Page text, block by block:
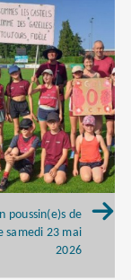
poussin(e)s de
samedi 23 mai
2026